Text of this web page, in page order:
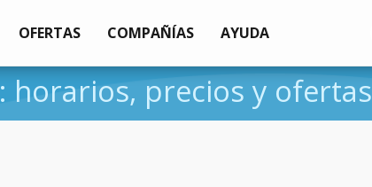
OFERTAS COMPAÑÍAS AYUDA
: horarios, precios y ofertas